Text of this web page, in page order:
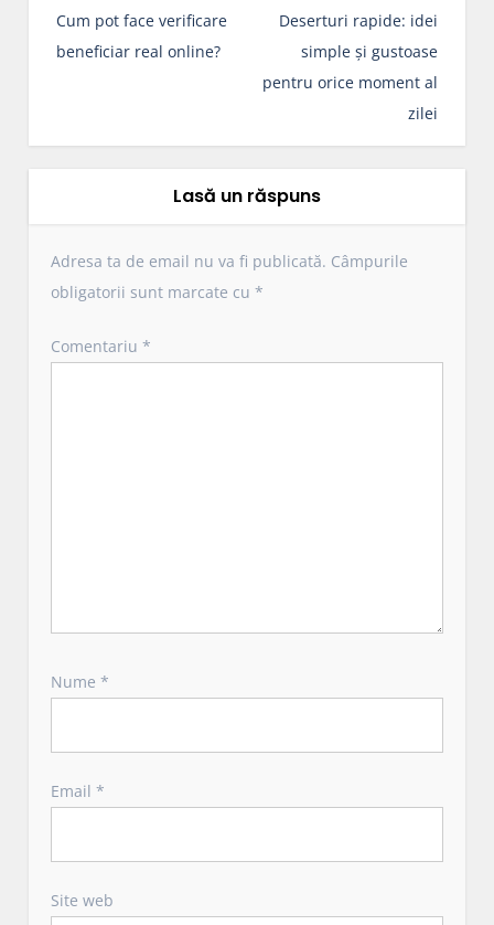
a
v
a
n
a
t
Cum pot face verificare
beneficiar real online?
Deserturi rapide: idei
simple și gustoase
pentru orice moment al
zilei
Lasă un răspuns
Adresa ta de email nu va fi publicată. Câmpurile
obligatorii sunt marcate cu*
Comentariu*
Nume*
Email*
Site web